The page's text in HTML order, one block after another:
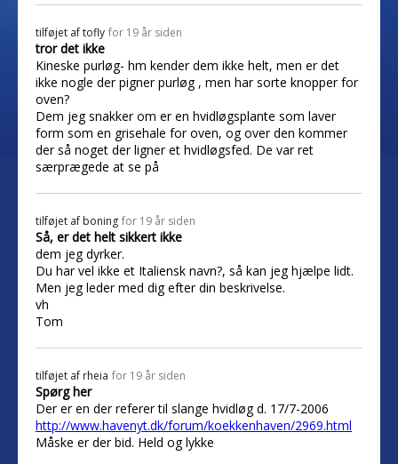
tilføjet aftofly for 19 år siden
tror det ikke
Kineske purløg- hm kender dem ikke helt, men er det
ikke nogle der pigner purløg , men har sorte knopper for
oven?
Dem jeg snakker om er en hvidløgsplante som laver
form som en grisehale for oven, og over den kommer
der så noget der ligner et hvidløgsfed. De var ret
særprægede at se på
tilføjet af boning for 19 år siden
Så, er det helt sikkert ikke
dem jeg dyrker.
Du har vel ikke et Italiensk navn?, så kan jeg hjælpe lidt.
Men jeg leder med dig efter din beskrivelse.
vh
Tom
tilføjet af rheia for 19 år siden
Spørg her
Der er en der referer til slange hvidløg d. 17/7-2006
http://www.havenyt.dk/forum/koekkenhaven/2969.html
Måske er der bid. Held og lykke